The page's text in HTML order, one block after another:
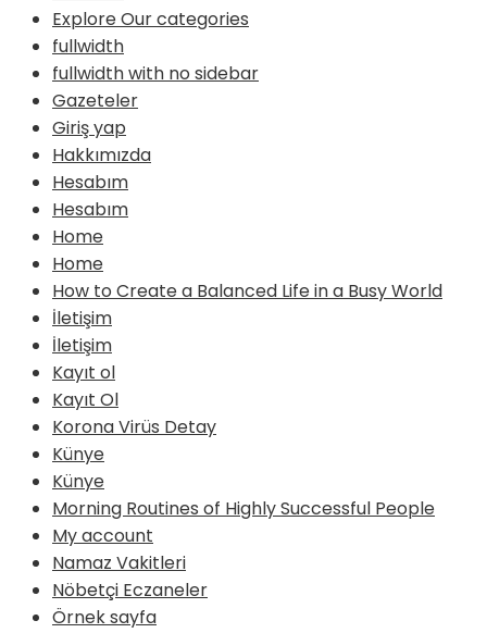
Explore Our categories
fullwidth
fullwidth with no sidebar
Gazeteler
Giriş yap
Hakkımızda
Hesabım
Hesabım
Home
Home
How to Create a Balanced Life in a Busy World
İletişim
İletişim
Kayıt ol
Kayıt Ol
Korona Virüs Detay
Künye
Künye
Morning Routines of Highly Successful People
My account
Namaz Vakitleri
Nöbetçi Eczaneler
Örnek sayfa